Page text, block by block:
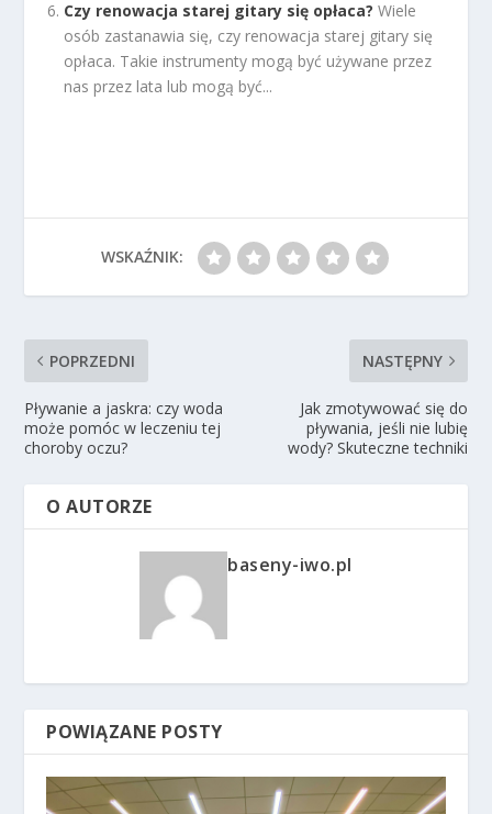
Czy renowacja starej gitary się opłaca? Wiele
osób zastanawia się, czy renowacja starej gitary się
opłaca. Takie instrumenty mogą być używane przez
nas przez lata lub mogą być...
WSKAŹNIK:
POPRZEDNI
Pływanie a jaskra: czy woda
może pomóc w leczeniu tej
choroby oczu?
NASTĘPNY
Jak zmotywować się do
pływania, jeśli nie lubię
wody? Skuteczne techniki
O AUTORZE
baseny-iwo.pl
POWIĄZANE POSTY